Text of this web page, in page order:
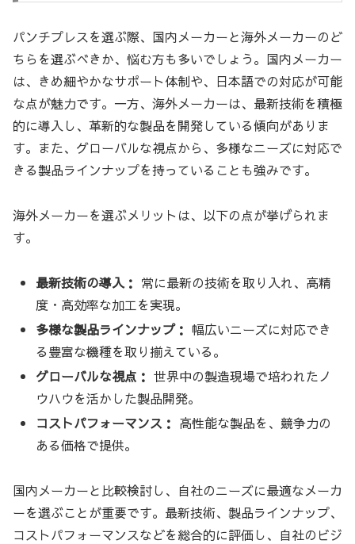
パンチプレスを選ぶ際、国内メーカーと海外メーカーのど
ちらを選ぶべきか、悩む方も多いでしょう。国内メーカー
は、きめ細やかなサポート体制や、日本語での対応が可能
な点が魅力です。一方、海外メーカーは、最新技術を積極
的に導入し、革新的な製品を開発している傾向がありま
す。また、グローバルな視点から、多様なニーズに対応で
きる製品ラインナップを持っていることも強みです。
海外メーカーを選ぶメリットは、以下の点が挙げられま
す。
最新技術の導入： 常に最新の技術を取り入れ、高精
度・高効率な加工を実現。
多様な製品ラインナップ： 幅広いニーズに対応でき
る豊富な機種を取り揃えている。
グローバルな視点： 世界中の製造現場で培われたノ
ウハウを活かした製品開発。
コストパフォーマンス： 高性能な製品を、競争力の
ある価格で提供。
国内メーカーと比較検討し、自社のニーズに最適なメーカ
ーを選ぶことが重要です。最新技術、製品ラインナップ、
コストパフォーマンスなどを総合的に評価し、自社のビジ